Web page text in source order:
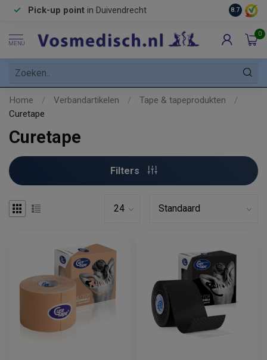
Pick-up point in Duivendrecht 8.7
MENU
0
Home / Verbandartikelen / Tape & tapeprodukten
/
Curetape
Curetape
Filters